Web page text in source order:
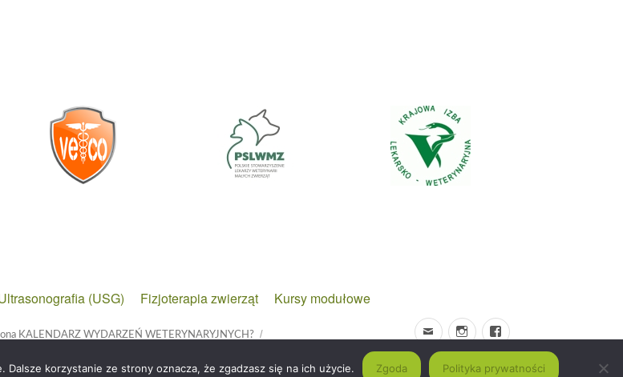
(USG) Fizjoterapia zwierząt Kursy modułowe
KALENDARZ WYDARZEŃ WETERYNARYJNYCH?
korzystanie ze strony oznacza, że zgadzasz się na ich użycie. Zgoda Polityka prywatności